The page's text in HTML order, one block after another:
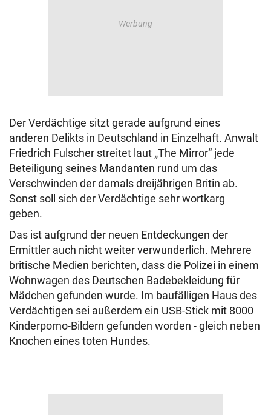
Der Verdächtige sitzt gerade aufgrund eines
anderen Delikts in Deutschland in Einzelhaft. Anwalt
Friedrich Fulscher streitet laut „The Mirror“ jede
Beteiligung seines Mandanten rund um das
Verschwinden der damals dreijährigen Britin ab.
Sonst soll sich der Verdächtige sehr wortkarg
geben.
Das ist aufgrund der neuen Entdeckungen der
Ermittler auch nicht weiter verwunderlich. Mehrere
britische Medien berichten, dass die Polizei in einem
Wohnwagen des Deutschen Badebekleidung für
Mädchen gefunden wurde. Im baufälligen Haus des
Verdächtigen sei außerdem ein USB-Stick mit 8000
Kinderporno-Bildern gefunden worden - gleich neben
Knochen eines toten Hundes.